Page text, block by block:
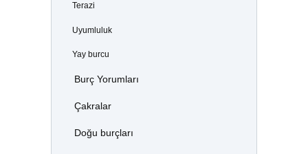
Terazi
Uyumluluk
Yay burcu
Burç Yorumları
Çakralar
Doğu burçları